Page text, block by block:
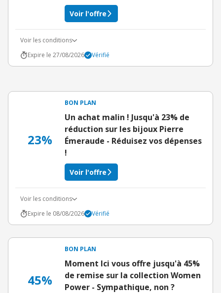
Voir l'offre
Voir les conditions
Expire le 27/08/2026
Vérifié
23%
BON PLAN
Un achat malin ! Jusqu'à 23% de
réduction sur les bijoux Pierre
Émeraude - Réduisez vos dépenses
!
Voir l'offre
Voir les conditions
Expire le 08/08/2026
Vérifié
45%
BON PLAN
Moment Ici vous offre jusqu'à 45%
de remise sur la collection Women
Power - Sympathique, non ?